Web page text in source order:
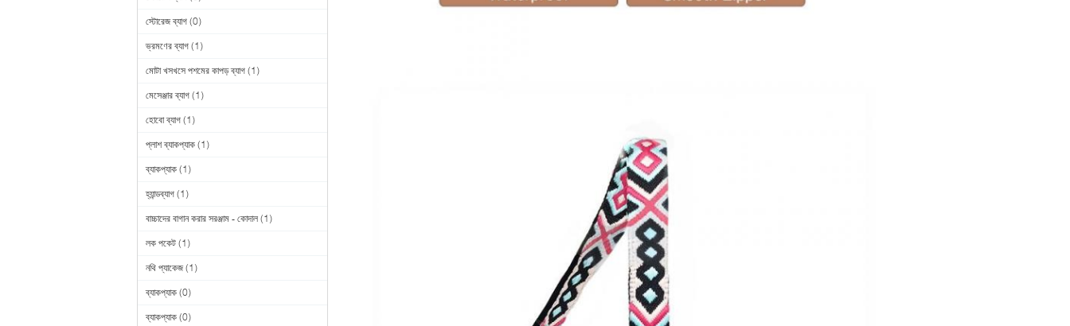
স্টোরেজ ব্যাগ (0)
ভ্রমণের ব্যাগ (1)
মোটা খসখসে পশমের কাপড় ব্যাগ (1)
মেসেঞ্জার ব্যাগ (1)
হোবো ব্যাগ (1)
প্লাশ ব্যাকপ্যাক (1)
ব্যাকপ্যাক (1)
হ্যান্ডব্যাগ (1)
বাচ্চাদের বাগান করার সরঞ্জাম - কোদাল (1)
লক পকেট (1)
নথি প্যাকেজ (1)
ব্যাকপ্যাক (0)
ব্যাকপ্যাক (0)